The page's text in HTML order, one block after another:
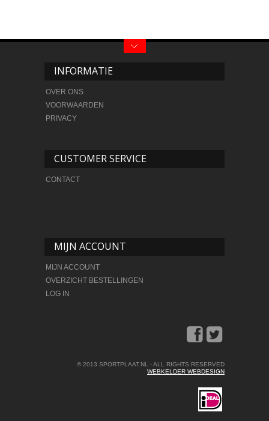
INFORMATIE
OVER ONS
VOORWAARDEN
PRIVACY
CUSTOMER SERVICE
CONTACT
MIJN ACCOUNT
MIJN ACCOUNT
OVERZICHT BESTELLINGEN
LOG IN
© 2013 SPORTPLAAT.NL - ALL RIGHTS RESERVED
WEBKELDER WEBDESIGN